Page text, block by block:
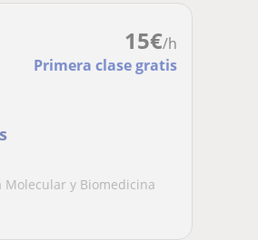
15€/h
Primera clase gratis
Molecular y Biomedicina